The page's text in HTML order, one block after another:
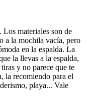
materiales son de
a la mochila vacía, pero
en la espalda. La
la llevas a la espalda,
y no parece que te
la recomiendo para el
playa... Vale